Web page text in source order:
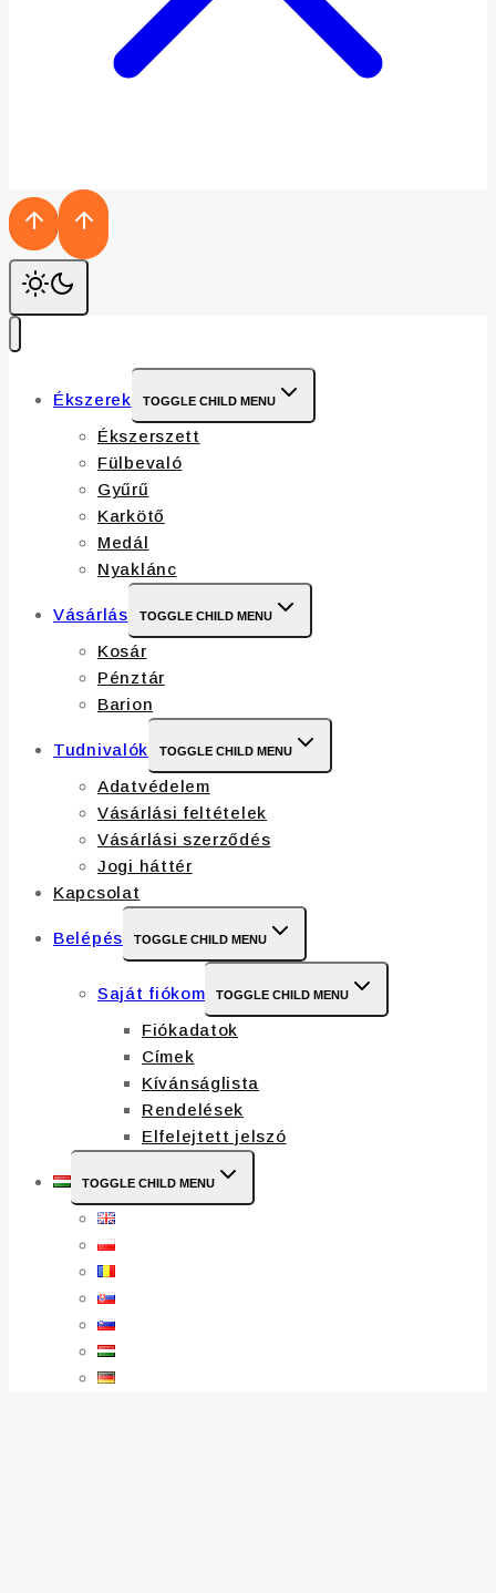
Ékszerek TOGGLE CHILD MENU
Ékszerszett
Fülbevaló
Gyűrű
Karkötő
Medál
Nyaklánc
Vásárlás TOGGLE CHILD MENU
Kosár
Pénztár
Barion
Tudnivalók TOGGLE CHILD MENU
Adatvédelem
Vásárlási feltételek
Vásárlási szerződés
Jogi háttér
Kapcsolat
Belépés TOGGLE CHILD MENU
Saját fiókom TOGGLE CHILD MENU
Fiókadatok
Címek
Kívánságlista
Rendelések
Elfelejtett jelszó
TOGGLE CHILD MENU